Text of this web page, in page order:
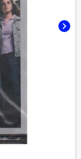
chevron_right